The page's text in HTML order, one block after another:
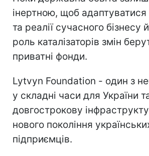
інертною, щоб адаптуватися
та реалії сучасного бізнесу
роль каталізаторів змін
приватні фонди.
Lytvyn Foundation - один з
у складні часи для України
довгострокову
нового покоління
підприємців.